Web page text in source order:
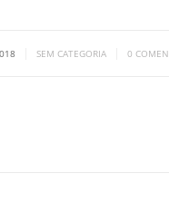
SEM CATEGORIA 0